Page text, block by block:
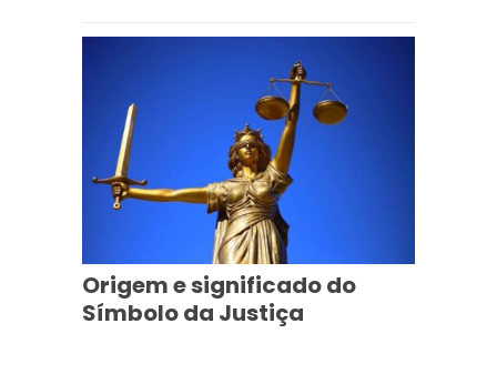
Origem e significado do
Símbolo da Justiça